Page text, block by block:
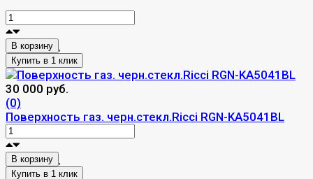
В корзину
30 000 руб.
(0)
Поверхность газ. черн.стекл.Ricci RGN-KA5041BL
В корзину